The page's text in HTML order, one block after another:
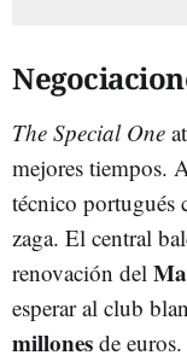
The Special One
mejores tiempos.
técnico portugués
zaga. El central
renovación del
esperar al club
millones de euros.